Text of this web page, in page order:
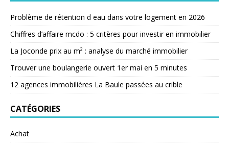
Problème de rétention d eau dans votre logement en 2026
Chiffres d’affaire mcdo : 5 critères pour investir en immobilier
La Joconde prix au m² : analyse du marché immobilier
Trouver une boulangerie ouvert 1er mai en 5 minutes
12 agences immobilières La Baule passées au crible
CATÉGORIES
Achat